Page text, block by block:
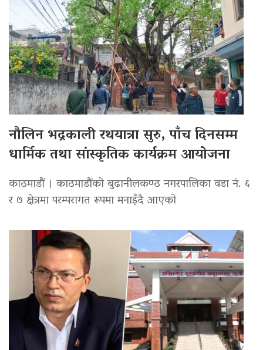
नौलिन भद्रकाली रथयात्रा सुरु, पाँच दिनसम्म
धार्मिक तथा सांस्कृतिक कार्यक्रम आयोजना
काठमाडौं । काठमाडौंको बुढानीलकण्ठ नगरपालिका वडा नं. ६
र ७ क्षेत्रमा परम्परागत रूपमा मनाइँदै आएको